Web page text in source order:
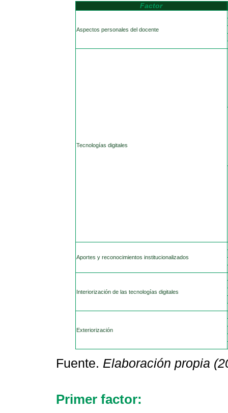
Factor
Aspectos personales del docente
Tecnologías digitales
Aportes y reconocimientos institucionalizados
Interiorización de las tecnologías digitales
Exteriorización
Fuente. Elaboración propia
Primer factor: